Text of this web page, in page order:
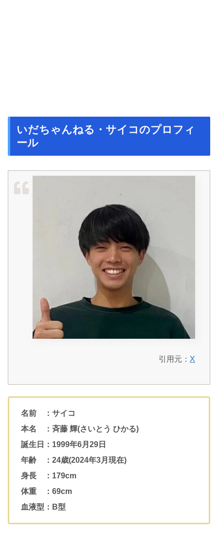
いだちゃんねる・サイコのプロフィ
ール
引用元： X
名前 ：サイコ
本名 ：斉藤 輝(さいとう ひかる)
誕生日：1999年6月29日
年齢 ：24歳(2024年3月現在)
身長 ：179cm
体重 ：69cm
血液型：B型